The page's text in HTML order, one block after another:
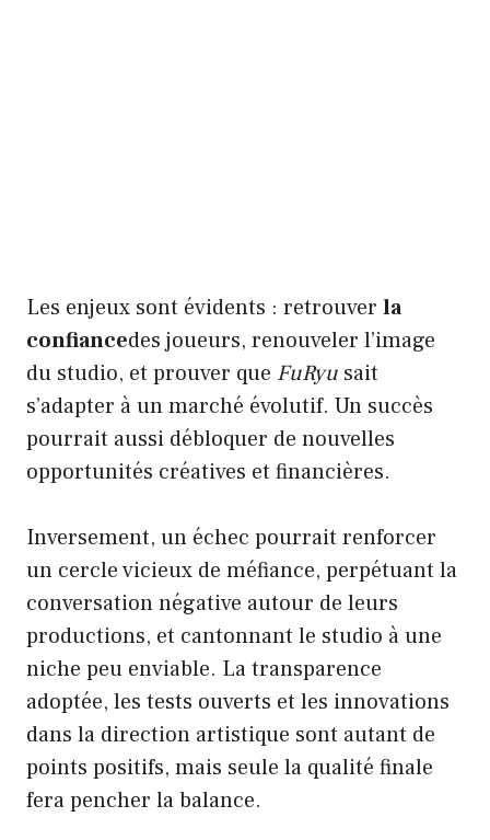
Les enjeux sont évidents : retrouver la
confiancedes joueurs, renouveler l’image
du studio, et prouver que FuRyu sait
s’adapter à un marché évolutif. Un succès
pourrait aussi débloquer de nouvelles
opportunités créatives et financières.
Inversement, un échec pourrait renforcer
un cercle vicieux de méfiance, perpétuant la
conversation négative autour de leurs
productions, et cantonnant le studio à une
niche peu enviable. La transparence
adoptée, les tests ouverts et les innovations
dans la direction artistique sont autant de
points positifs, mais seule la qualité finale
fera pencher la balance.